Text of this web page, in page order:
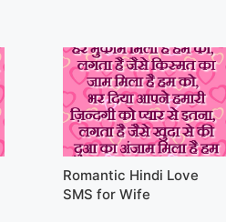
Romantic Hindi Love
SMS for Wife